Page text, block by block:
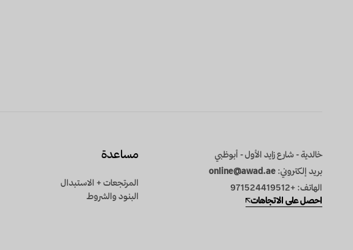
خالدية - شارع زايد الأول - أبوظبي
بريد إلكتروني: online@awad.ae
الهاتف: +971524419512
احصل على الاتجاهات
مساعدة
المرتجعات + الاستبدال
البنود والشروط